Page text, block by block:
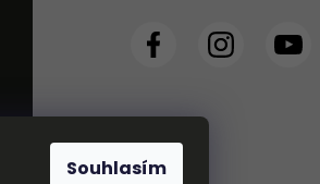
Souhlasím